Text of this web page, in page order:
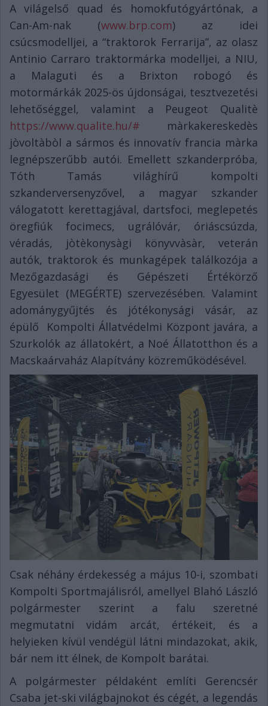
A világelső quad és homokfutógyártónak, a
Can-Am-nak (www.brp.com) az idei
csúcsmodelljei, a “traktorok Ferrarija”, az olasz
Antinio Carraro traktormárka modelljei, a NIU,
a Malaguti és a Brixton robogó és
motormárkák 2025-ös újdonságai, tesztvezetési
lehetőséggel, valamint a Peugeot Qualitè
https://www.qualite.hu/# màrkakereskedès
jòvoltàbòl a sármos és innovatív francia màrka
legnépszerűbb autói. Emellett szkanderpróba,
Tóth Tamás világhírű kompolti
szkanderversenyzővel, a magyar szkander
válogatott kerettagjával, dartsfoci, meglepetés
öregfiúk focimecs, ugrálóvár, óriáscsúzda,
véradás, jòtèkonysàgi könyvvàsàr, veterán
autók, traktorok és munkagépek találkozója a
Mezőgazdasági és Gépészeti Értékörző
Egyesület (MEGÉRTE) szervezésében. Valamint
adománygyűjtés és jótékonysági vásár, az
épülő Kompolti Állatvédelmi Központ javára, a
Szurkolók az állatokért, a Noé Állatotthon és a
Macskaárvaház Alapítvány közreműködésével.
Csak néhány érdekesség a május 10-i, szombati
Kompolti Sportmajálisról, amellyel Blahó László
polgármester szerint a falu szeretné
megmutatni vidám arcát, értékeit, és a
helyieken kívül vendégül látni mindazokat, akik,
bár nem itt élnek, de Kompolt barátai.
A polgármester példaként említi Gerencsér
Csaba jet-ski világbajnokot és cégét, a legendás